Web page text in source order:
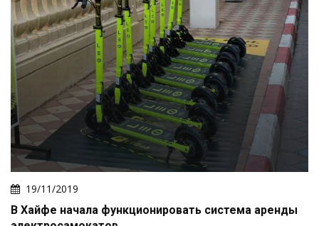
19/11/2019
В Хайфе начала функционировать система аренды